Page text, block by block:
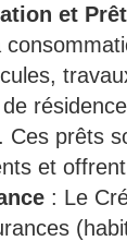
et
Ces prêts
et
: Le